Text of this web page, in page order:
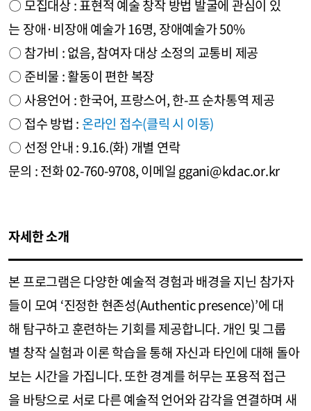
〇 모집대상 : 표현적 예술 창작 방법 발굴에 관심이 있
는 장애·비장애 예술가 16명, 장애예술가 50%
〇 참가비 : 없음, 참여자 대상 소정의 교통비 제공
〇 준비물 : 활동이 편한 복장
〇 사용언어 : 한국어, 프랑스어, 한-프 순차통역 제공
〇 접수 방법 : 온라인 접수(클릭 시 이동)
〇 선정 안내 : 9.16.(화) 개별 연락
문의 : 전화 02-760-9708, 이메일 ggani@kdac.or.kr
자세한 소개
본 프로그램은 다양한 예술적 경험과 배경을 지닌 참가자
들이 모여 ‘진정한 현존성(Authentic presence)’에 대
해 탐구하고 훈련하는 기회를 제공합니다. 개인 및 그룹
별 창작 실험과 이론 학습을 통해 자신과 타인에 대해 돌아
보는 시간을 가집니다. 또한 경계를 허무는 포용적 접근
을 바탕으로 서로 다른 예술적 언어와 감각을 연결하며 새